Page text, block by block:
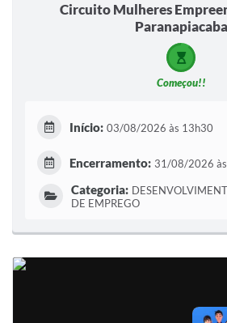
Circuito Mulheres
Paranapiacaba
Começou!!
Início: 03/08/2026 às 13h30
Encerramento: 31/08/2026
Categoria:
DE EMPREGO